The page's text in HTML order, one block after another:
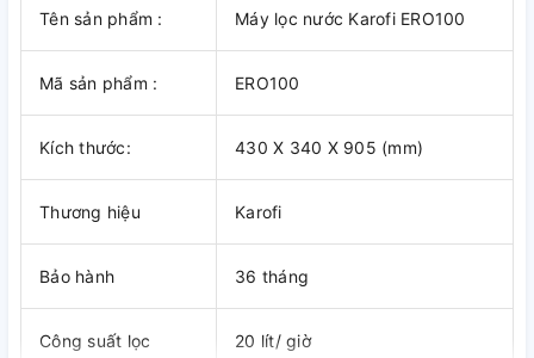
Tên sản phẩm : Máy lọc nước Karofi ERO100
Mã sản phẩm : ERO100
Kích thước: 430 X 340 X 905 (mm)
Thương hiệu Karofi
Bảo hành 36 tháng
Công suất lọc 20 lít/ giờ